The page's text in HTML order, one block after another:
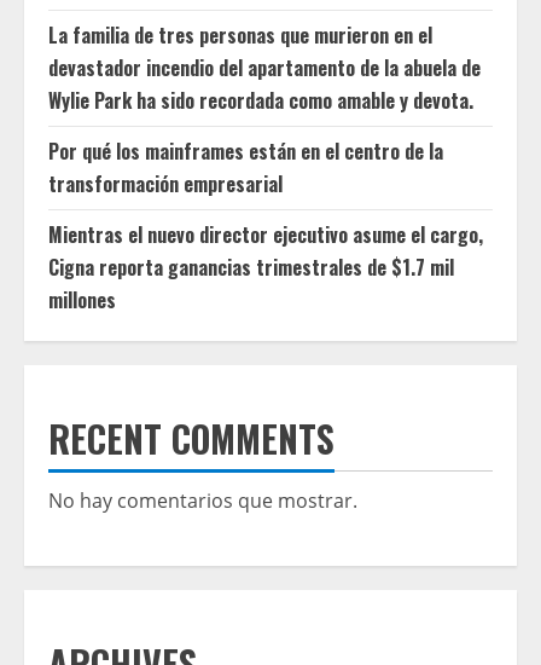
La familia de tres personas que murieron en el
devastador incendio del apartamento de la abuela de
Wylie Park ha sido recordada como amable y devota.
Por qué los mainframes están en el centro de la
transformación empresarial
Mientras el nuevo director ejecutivo asume el cargo,
Cigna reporta ganancias trimestrales de $1.7 mil
millones
RECENT COMMENTS
No hay comentarios que mostrar.